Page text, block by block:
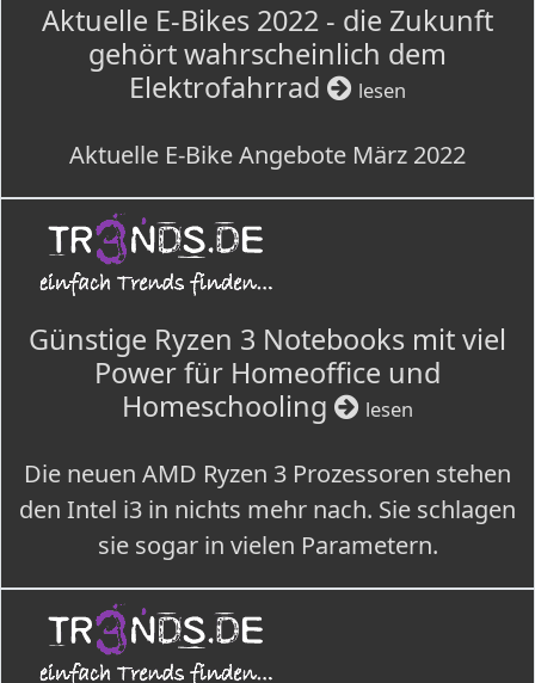
Aktuelle E-Bikes 2022 - die Zukunft
gehört wahrscheinlich dem
Elektrofahrrad
lesen
Aktuelle E-Bike Angebote März 2022
Günstige Ryzen 3 Notebooks mit viel
Power für Homeoffice und
Homeschooling
lesen
Die neuen AMD Ryzen 3 Prozessoren stehen
den Intel i3 in nichts mehr nach. Sie schlagen
sie sogar in vielen Parametern.